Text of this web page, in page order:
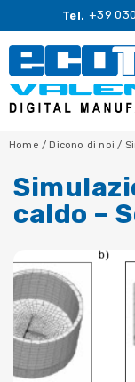
Tel. +39
Home / Dicono di noi/
caldo –